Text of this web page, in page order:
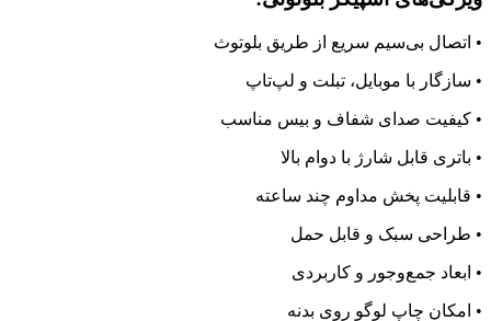
• اتصال بی‌سیم سریع از طریق بلوتوث
• سازگار با موبایل، تبلت و لپ‌تاپ
• کیفیت صدای شفاف و بیس مناسب
• باتری قابل شارژ با دوام بالا
• قابلیت پخش مداوم چند ساعته
• طراحی سبک و قابل حمل
• ابعاد جمع‌وجور و کاربردی
• امکان چاپ لوگو روی بدنه